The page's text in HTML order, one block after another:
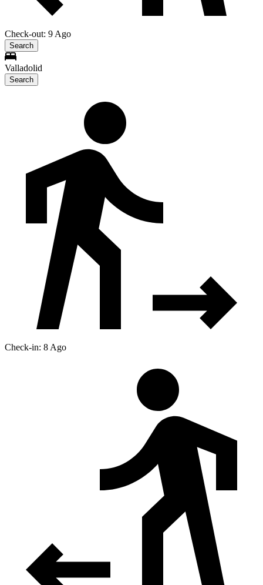
Check-out: 9 Ago
Search
Valladolid
Search
Check-in: 8 Ago